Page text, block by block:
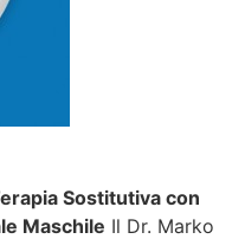
Sostitutiva con
Maschile Il Dr. Marko